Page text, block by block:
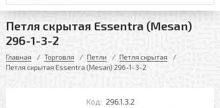
Петля скрытая Essentra (Mesan)
296-1-3-2
Главная Торговля Петли
Петля скрытая
Петля скрытая Essentra (Mesan) 296-1-3-2
Код: 296.1.3.2